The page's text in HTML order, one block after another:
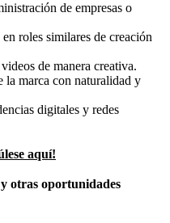
de empresas o
roles similares de creación
de manera creativa.
la marca con naturalidad y
digitales y redes
aquí!
otras oportunidades